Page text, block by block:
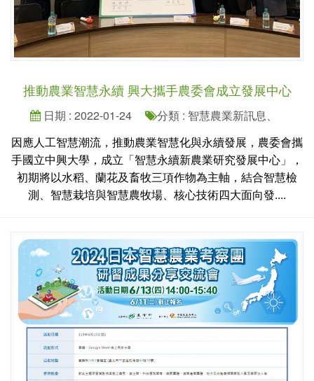
推動農業智慧永續 興大攜手農委會成立發展中心
日期 : 2022-01-24
分類 : 智慧農業新訊息、
因應人工智慧潮流，推動農業智慧化與永續發展，農委會攜
手國立中興大學，成立「智慧永續新農業研究發展中心」，
初期將以水稻、蘭花及畜牧三項作物為主軸，結合智慧檢
測、智慧栽培與智慧農牧場、核心技術四大面向發....